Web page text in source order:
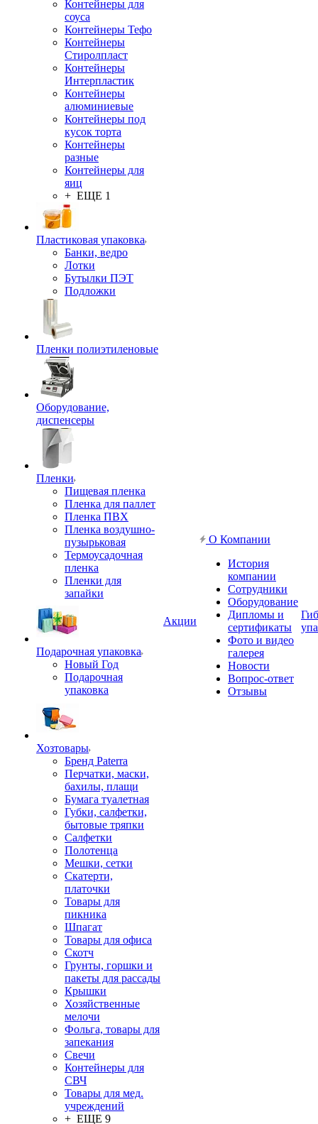
Контейнеры для
соуса
Контейнеры Тефо
Контейнеры
Стиролпласт
Контейнеры
Интерпластик
Контейнеры
алюминиевые
Контейнеры под
кусок торта
Контейнеры
разные
Контейнеры для
яиц
+ ЕЩЕ 1
Пластиковая упаковка
Банки, ведро
Лотки
Бутылки ПЭТ
Подложки
Пленки полиэтиленовые
Оборудование,
диспенсеры
Пленки
Пищевая пленка
Пленка для паллет
Пленка ПВХ
Пленка воздушно-
пузырьковая
Термоусадочная
пленка
Пленки для
запайки
Подарочная упаковка
Новый Год
Подарочная
упаковка
Хозтовары
Бренд Paterra
Перчатки, маски,
бахилы, плащи
Бумага туалетная
Губки, салфетки,
бытовые тряпки
Салфетки
Полотенца
Мешки, сетки
Скатерти,
платочки
Товары для
пикника
Шпагат
Товары для офиса
Скотч
Грунты, горшки и
пакеты для рассады
Крышки
Хозяйственные
мелочи
Фольга, товары для
запекания
Свечи
Контейнеры для
СВЧ
Товары для мед.
учреждений
+ ЕЩЕ 9
Акции
О Компании
История
компании
Сотрудники
Оборудование
Дипломы и
сертификаты
Фото и видео
галерея
Новости
Вопрос-ответ
Отзывы